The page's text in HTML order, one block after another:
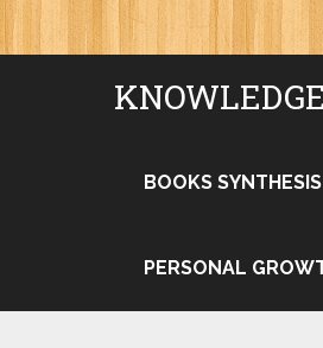
BOOKS SYNTHESIS
PERSONAL